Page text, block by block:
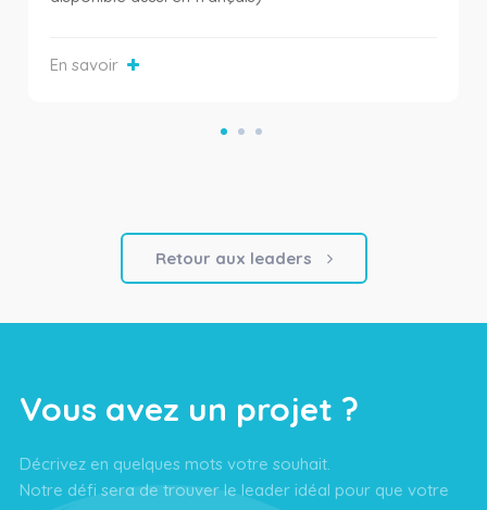
En savoir
Retour aux leaders
Vous avez un projet ?
Décrivez en quelques mots votre souhait.
Notre défi sera de trouver le leader idéal pour que votre